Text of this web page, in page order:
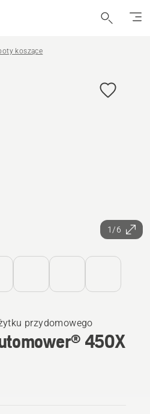
koszące
1/6
przydomowego
450X